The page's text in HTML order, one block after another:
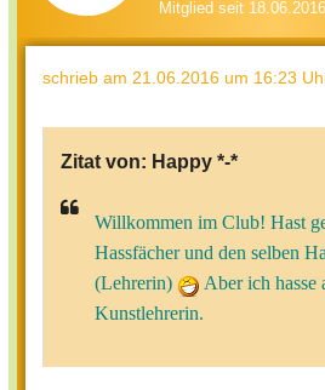
Mitglied seit 18.06.2016
schrieb am 21.06.2016 um 16:23
Zitat von: Happy *-*
Willkommen im Club! Hast
Hassfächer und den selben
(Lehrerin)
Aber ich hasse
Kunstlehrerin.